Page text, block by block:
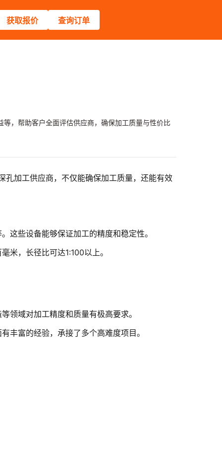
获取报价 查询订单
，帮助客户全面评估供应商，确保加工质量与性价比
孔加工供应商，不仅能确保加工质量，还能有效
这些设备能够保证加工的精度和稳定性。
米，长径比可达1:100以上。
领域对加工精度和质量有极高要求。
丰富的经验，承接了多个高难度项目。